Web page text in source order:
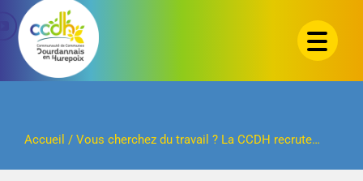
Passer
contenu
Accueil / Vous cherchez du travail ? La CCDH recrute…